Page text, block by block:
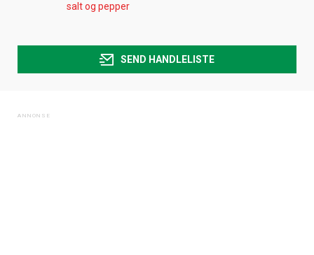
salt og pepper
SEND HANDLELISTE